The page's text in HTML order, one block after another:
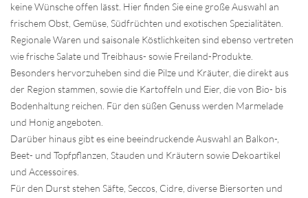
keine Wünsche offen lässt. Hier finden Sie eine große Auswahl an
frischem Obst, Gemüse, Südfrüchten und exotischen Spezialitäten.
Regionale Waren und saisonale Köstlichkeiten sind ebenso vertreten
wie frische Salate und Treibhaus- sowie Freiland-Produkte.
Besonders hervorzuheben sind die Pilze und Kräuter, die direkt aus
der Region stammen, sowie die Kartoffeln und Eier, die von Bio- bis
Bodenhaltung reichen. Für den süßen Genuss werden Marmelade
und Honig angeboten.
Darüber hinaus gibt es eine beeindruckende Auswahl an Balkon-,
Beet- und Topfpflanzen, Stauden und Kräutern sowie Dekoartikel
und Accessoires.
Für den Durst stehen Säfte, Seccos, Cidre, diverse Biersorten und